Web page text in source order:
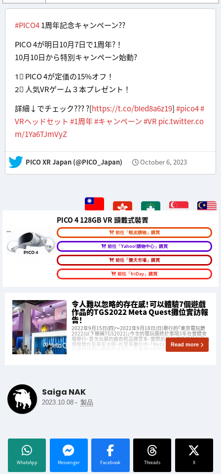
#PICO41周年記念キャンペーン??
PICO 4が明日10月7日で1周年?！
10月10日から特別キャンペーン始動?
1⃣ PICO 4が定価の15%オフ！
2⃣ 人気VRゲーム３本プレゼント！
詳細↓でチェック??? ?[https://t.co/bIed8a6z19]#pico4#
VRヘッドセット #1周年#キャンペーン#VR pic.twitter.co
m/1Ya6TJmVyZ
— PICO XR Japan (@PICO_Japan) October 6, 2023
PICO 4 128GB VR 頭戴式裝置
前往「蝦皮購物」購買
前往「Yahoo!購物中心」購買
前往「樂天市場」購買
前往「friDay」購買
令人難以忽略的存在感！可以體驗7個遊戲
作品的TGS2022 Meta Quest攤位實訪報
告！
2022年9月15日(四)～2022年9月18日(日)舉行的「東京電玩節
2022(以下簡稱TGS2022)」今次的電玩展終於事隔3年在實體會
場舉行，首次出展的廠商和品牌眾多，實際前往後感覺遊戲業界的
規模實在愈來愈大呢。在眾多攤位中，「Meta Quest」的攤位以色
彩繽紛的霓虹燈箱作為設計，在會場中特別搶眼。小編們為大
Read more
Saiga NAK
2023.10.08 - 製品
WhatsApp Messenger Facebook Threads X